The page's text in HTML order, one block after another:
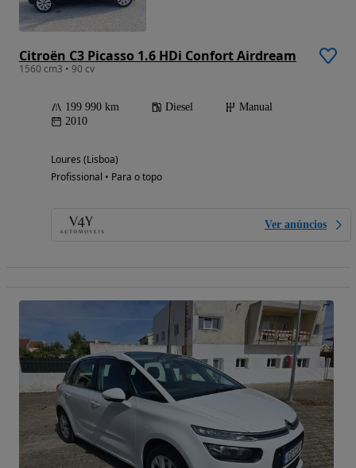
Citroën C3 Picasso 1.6 HDi Confort Airdream
1560 cm3 • 90 cv
199 990 km Diesel
Manual
2010
Loures (Lisboa)
Profissional • Para o topo
Ver anúncios